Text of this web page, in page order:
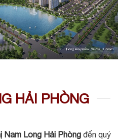
HẢI PHÒNG
Nam Long Hải Phòng đến quý